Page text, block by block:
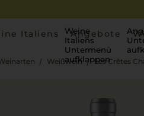
Italiens
Weine
Italiens
Untermenü
aufklappen
Angebote
Weißwein Les Crêtes